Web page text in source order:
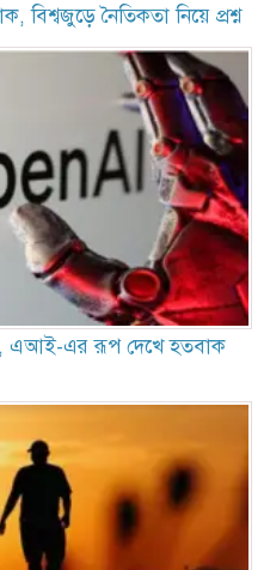
নৈতিকতা নিয়ে প্রশ্ন
এআই-এর রূপ দেখে হতবাক